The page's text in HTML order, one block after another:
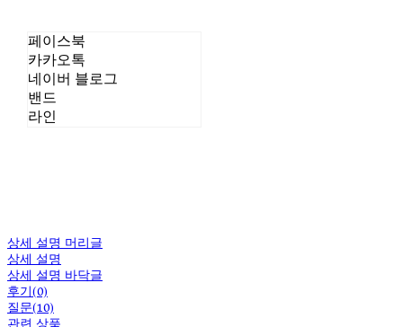
페이스북
카카오톡
네이버 블로그
밴드
라인
상세 설명 머리글
상세 설명
상세 설명 바닥글
후기(0)
질문(10)
관련 상품